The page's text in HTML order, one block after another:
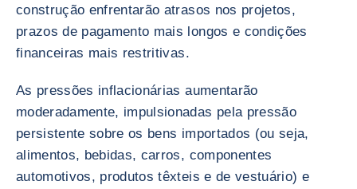
construção enfrentarão atrasos nos projetos,
prazos de pagamento mais longos e condições
financeiras mais restritivas.
As pressões inflacionárias aumentarão
moderadamente, impulsionadas pela pressão
persistente sobre os bens importados (ou seja,
alimentos, bebidas, carros, componentes
automotivos, produtos têxteis e de vestuário) e